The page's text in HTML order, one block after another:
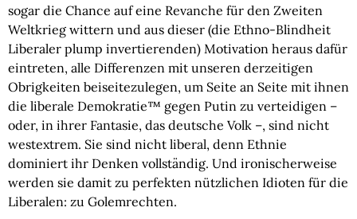
sogar die Chance auf eine Revanche für den Zweiten
Weltkrieg wittern und aus dieser (die Ethno-Blindheit
Liberaler plump invertierenden) Motivation heraus dafür
eintreten, alle Differenzen mit unseren derzeitigen
Obrigkeiten beiseitezulegen, um Seite an Seite mit ihnen
die liberale Demokratie™ gegen Putin zu verteidigen –
oder, in ihrer Fantasie, das deutsche Volk –, sind nicht
westextrem. Sie sind nicht liberal, denn Ethnie
dominiert ihr Denken vollständig. Und ironischerweise
werden sie damit zu perfekten nützlichen Idioten für die
Liberalen: zu Golemrechten.